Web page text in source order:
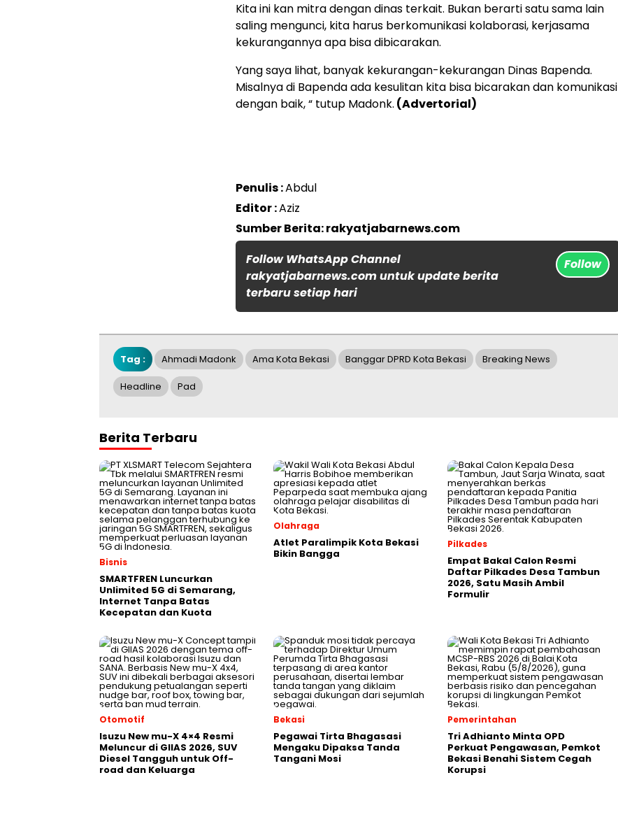
Kita ini kan mitra dengan dinas terkait. Bukan berarti satu sama lain
saling mengunci, kita harus berkomunikasi kolaborasi, kerjasama
kekurangannya apa bisa dibicarakan.
Yang saya lihat, banyak kekurangan-kekurangan Dinas Bapenda.
Misalnya di Bapenda ada kesulitan kita bisa bicarakan dan komunikasi
dengan baik, “ tutup Madonk. (Advertorial)
Penulis :Abdul
Editor :Aziz
Sumber Berita: rakyatjabarnews.com
Follow WhatsApp Channel
rakyatjabarnews.com untuk update berita
terbaru setiap hari
Follow
Tag : Ahmadi Madonk Ama Kota Bekasi Banggar DPRD Kota Bekasi Breaking News
Headline Pad
Berita Terbaru
Bisnis
SMARTFREN Luncurkan
Unlimited 5G di Semarang,
Internet Tanpa Batas
Kecepatan dan Kuota
Olahraga
Atlet Paralimpik Kota Bekasi
Bikin Bangga
Pilkades
Empat Bakal Calon Resmi
Daftar Pilkades Desa Tambun
2026, Satu Masih Ambil
Formulir
Otomotif
Isuzu New mu-X 4×4 Resmi
Meluncur di GIIAS 2026, SUV
Diesel Tangguh untuk Off-
road dan Keluarga
Bekasi
Pegawai Tirta Bhagasasi
Mengaku Dipaksa Tanda
Tangani Mosi
Pemerintahan
Tri Adhianto Minta OPD
Perkuat Pengawasan, Pemkot
Bekasi Benahi Sistem Cegah
Korupsi